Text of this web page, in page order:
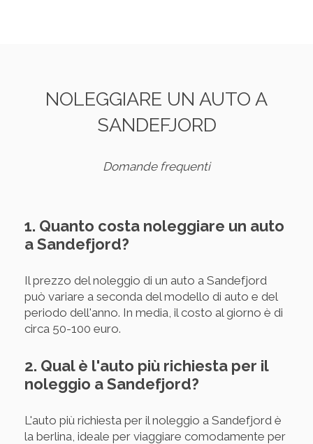
NOLEGGIARE UN AUTO A
SANDEFJORD
Domande frequenti
1. Quanto costa noleggiare un auto
a Sandefjord?
Il prezzo del noleggio di un auto a Sandefjord
può variare a seconda del modello di auto e del
periodo dell'anno. In media, il costo al giorno è di
circa 50-100 euro.
2. Qual è l'auto più richiesta per il
noleggio a Sandefjord?
L'auto più richiesta per il noleggio a Sandefjord è
la berlina, ideale per viaggiare comodamente per